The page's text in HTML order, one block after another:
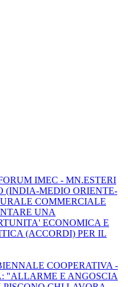
IMEC - MN.ESTERI
(INDIA-MEDIO ORIENTE-
COMMERCIALE
UNA
ECONOMICA E
(ACCORDI) PER IL
COOPERATIVA -
"ALLARME E ANGOSCIA